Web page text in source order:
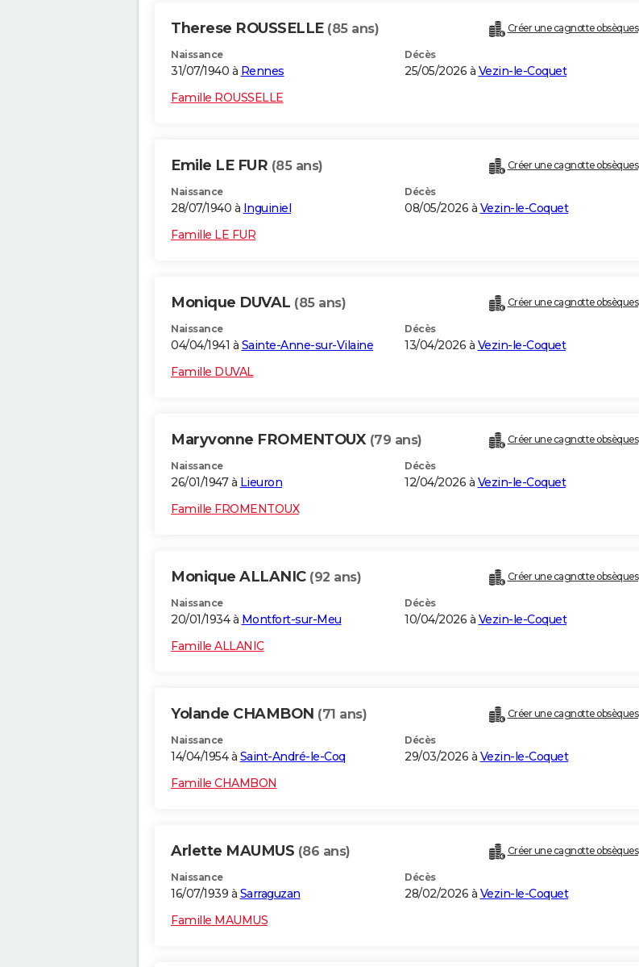
Therese ROUSSELLE (85 ans) Créer une cagnotte obsèques
Naissance
31/07/1940 à Rennes
Décès
25/05/2026 à Vezin-le-Coquet
Famille ROUSSELLE
Emile LE FUR (85 ans) Créer une cagnotte obsèques
Naissance
28/07/1940 à Inguiniel
Décès
08/05/2026 à Vezin-le-Coquet
Famille LE FUR
Monique DUVAL (85 ans) Créer une cagnotte obsèques
Naissance
04/04/1941 à Sainte-Anne-sur-Vilaine
Décès
13/04/2026 à Vezin-le-Coquet
Famille DUVAL
Maryvonne FROMENTOUX (79 ans) Créer une cagnotte obsèques
Naissance
26/01/1947 à Lieuron
Décès
12/04/2026 à Vezin-le-Coquet
Famille FROMENTOUX
Monique ALLANIC (92 ans) Créer une cagnotte obsèques
Naissance
20/01/1934 à Montfort-sur-Meu
Décès
10/04/2026 à Vezin-le-Coquet
Famille ALLANIC
Yolande CHAMBON (71 ans) Créer une cagnotte obsèques
Naissance
14/04/1954 à Saint-André-le-Coq
Décès
29/03/2026 à Vezin-le-Coquet
Famille CHAMBON
Arlette MAUMUS (86 ans) Créer une cagnotte obsèques
Naissance
16/07/1939 à Sarraguzan
Décès
28/02/2026 à Vezin-le-Coquet
Famille MAUMUS